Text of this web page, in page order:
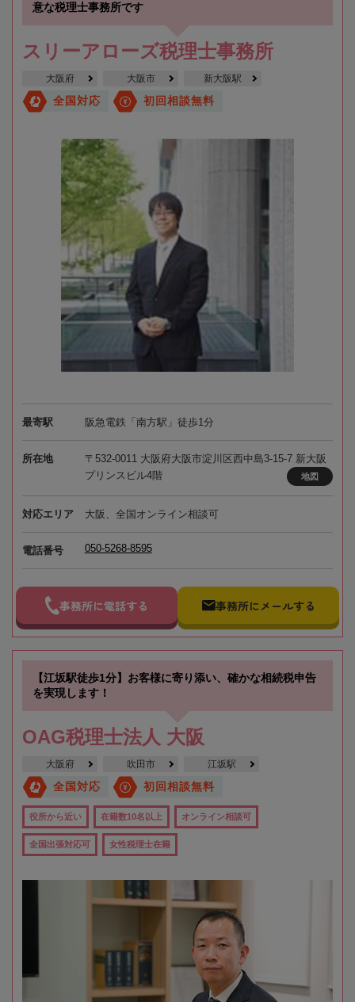
意な税理士事務所です
スリーアローズ税理士事務所
大阪府 大阪市 新大阪駅
全国対応 初回相談無料
最寄駅 阪急電鉄「南方駅」徒歩1分
所在地
〒532-0011 大阪府大阪市淀川区西中島3-15-7 新大阪
プリンスビル4階
地図
対応エリア 大阪、全国オンライン相談可
電話番号 050-5268-8595
事務所に電話する 事務所にメールする
【江坂駅徒歩1分】お客様に寄り添い、確かな相続税申告
を実現します！
OAG税理士法人 大阪
大阪府 吹田市 江坂駅
全国対応 初回相談無料
役所から近い 在籍数10名以上 オンライン相談可
全国出張対応可 女性税理士在籍